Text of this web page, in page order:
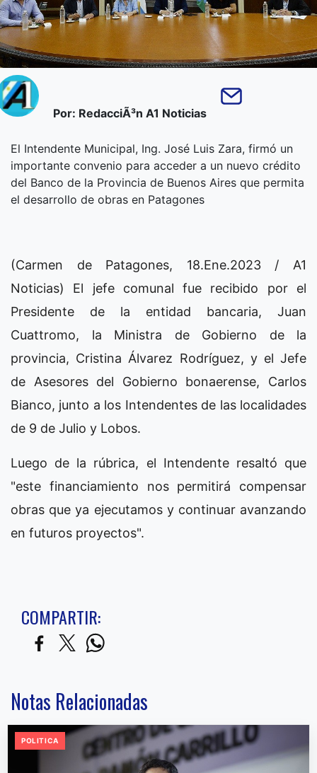
Por: RedacciÃ³n A1 Noticias
El Intendente Municipal, Ing. José Luis Zara, firmó un
importante convenio para acceder a un nuevo crédito
del Banco de la Provincia de Buenos Aires que permita
el desarrollo de obras en Patagones
(Carmen de Patagones, 18.Ene.2023 / A1
Noticias) El jefe comunal fue recibido por el
Presidente de la entidad bancaria, Juan
Cuattromo, la Ministra de Gobierno de la
provincia, Cristina Álvarez Rodríguez, y el Jefe
de Asesores del Gobierno bonaerense, Carlos
Bianco, junto a los Intendentes de las localidades
de 9 de Julio y Lobos.
Luego de la rúbrica, el Intendente resaltó que
"este financiamiento nos permitirá compensar
obras que ya ejecutamos y continuar avanzando
en futuros proyectos".
COMPARTIR:
Notas Relacionadas
POLITICA